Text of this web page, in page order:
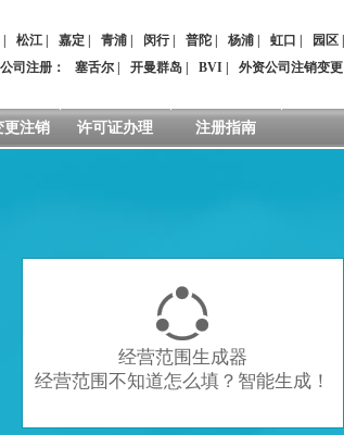
松江 嘉定 青浦 闵行| 普陀 杨浦 虹口 园区
司注册 ： 塞舌尔 开曼群岛 BVI 外资公司注销变更
更注销 许可证办理 注册指南

经营范围生成器
经营范围不知道怎么填？智能生成！